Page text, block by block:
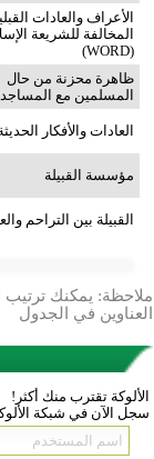
الأعراف والعادات
المخالفة للشريعة
(WORD)
ظاهرة محزنة من حال
المسلمين مع المساجد
العادات والأفكار
مؤسسة القبيلة
القبيلة بين التراحم
ملاحظة: يمكنك ترتيب
العناوين في الجدول
الألوكة تقترب منك أكثر!
سجل الآن في شبكة